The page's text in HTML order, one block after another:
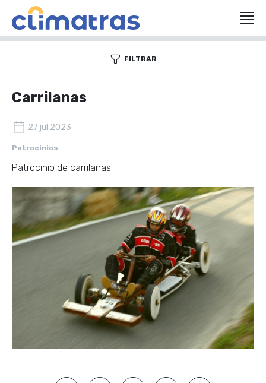
FILTRAR
Carrilanas
27 jul 2023
Patrocinios
Patrocinio de carrilanas